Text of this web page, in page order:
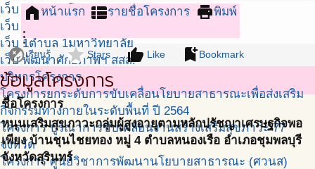
เว็บ สถาบันนโยบายสาธารณะ
เว็บ ศวนส.
เว็บ 1ตำบล 1มหาวิทยาลัย
เว็บ พัฒนาศักยภาพฯ สสส.
บริหารโครงการ
โครงการยกระดับการขับเคลื่อนโยบายสาธารณะเพื่อส่งเสริม
กิจกรรมทางกายในระดับพื้นที่ ปี 2564
โครงการ บูรณาการขับเคลื่อนงานสร้างเสริมสุขภาวะ 77
จังหวัด
โครงการ ศูนย์วิชาการพัฒนานโยบายสาธารณะ (ศวนส)
home หน้าแรก view_listรายชื่อโครงการ printพิมพ์
more_vert
flakyเรียนรู้ star Stars thumb_up Like bookmark_add Bookmark
ข้อมูลโครงการ
ชื่อโครงการ
หนุนเสริมสุขภาวะกลุ่มผู้สูงอายุตามหลักปรัชญาเศรษฐกิจพอ
เพียง บ้านชุนไชยทอง หมู่ 4 ตำบลหนองเรือ อำเภอชุมพลบุรี
จังหวัดสุรินทร์